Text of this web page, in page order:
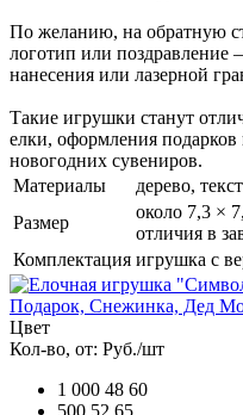
По желанию, на обратную
логотип или
нанесения или лазерной
Такие игрушки станут
елки, оформления
новогодних сувениров.
Материалы
дерево,
Размер
около 7,3 ×
отличия в
Комплектация игрушка с
Цвет
Кол-во, от: Руб./шт
1 000 48 60
500 52 65